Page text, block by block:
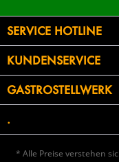
SERVICE HOTLINE
KUNDENSERVICE
GASTROSTELLWERK
.
* Alle Preise verstehen